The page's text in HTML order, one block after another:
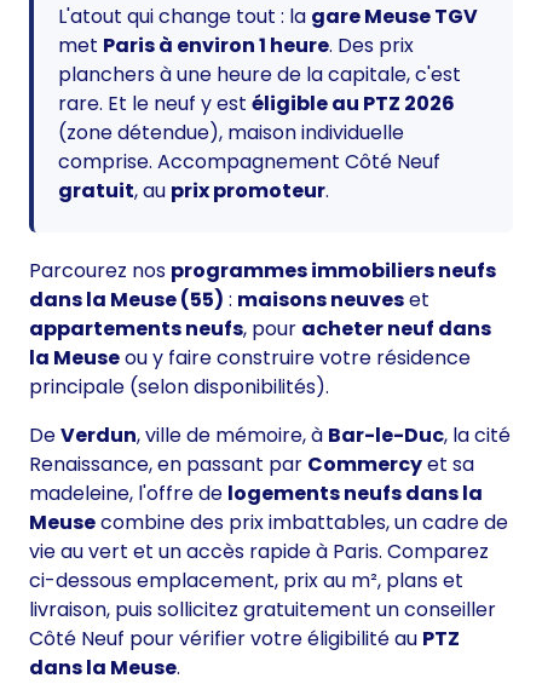
L'atout qui change tout : la gare Meuse TGV
met Paris à environ 1 heure. Des prix
planchers à une heure de la capitale, c'est
rare. Et le neuf y est éligible au PTZ 2026
(zone détendue), maison individuelle
comprise. Accompagnement Côté Neuf
gratuit, au prix promoteur.
Parcourez nos programmes immobiliers neufs
dans la Meuse (55) : maisons neuveset
appartements neufs, pour acheter neuf dans
la Meuseou y faire construire votre résidence
principale (selon disponibilités).
DeVerdun, ville de mémoire, à Bar-le-Duc, la cité
Renaissance, en passant par Commercyet sa
madeleine, l'offre de logements neufs dans la
Meusecombine des prix imbattables, un cadre de
vie au vert et un accès rapide à Paris. Comparez
ci-dessous emplacement, prix au m², plans et
livraison, puis sollicitez gratuitement un conseiller
Côté Neuf pour vérifier votre éligibilité au PTZ
dans la Meuse.